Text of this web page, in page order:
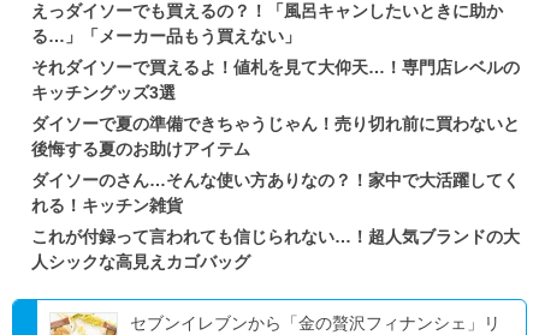
えっダイソーでも買えるの？！「風呂キャンしたいときに助か
る…」「メーカー品もう買えない」
それダイソーで買えるよ！値札を見て大仰天…！専門店レベルの
キッチングッズ3選
ダイソーで夏の準備できちゃうじゃん！売り切れ前に買わないと
後悔する夏のお助けアイテム
ダイソーのさん…そんな使い方ありなの？！家中で大活躍してく
れる！キッチン雑貨
これが付録って言われても信じられない…！超人気ブランドの大
人シックな高見えカゴバッグ
セブンイレブンから「金の贅沢フィナンシェ」リ